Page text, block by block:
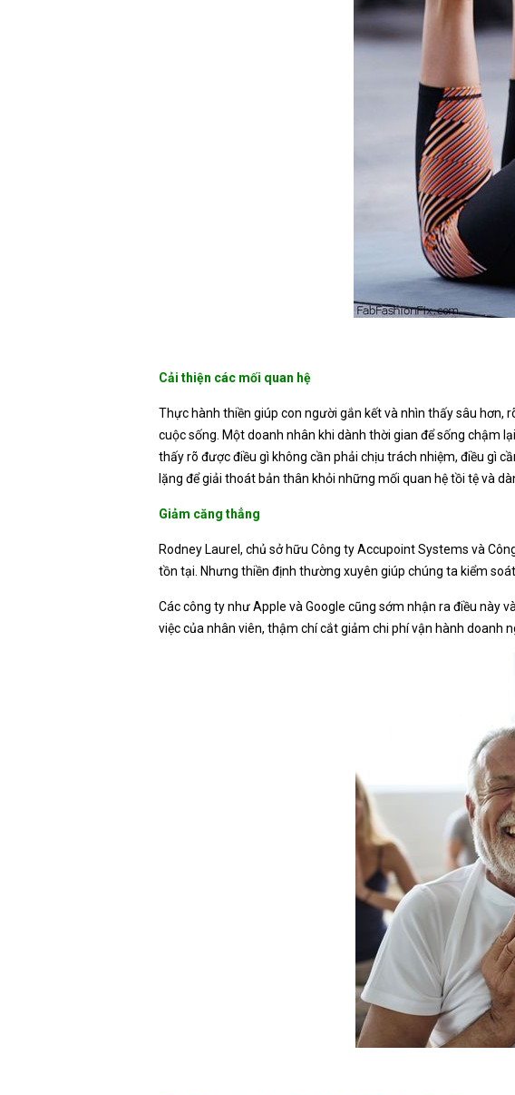
Cải thiện các mối quan hệ
Thực hành thiền giúp con người gắn kết và nhìn thấy sâu hơn,
cuộc sống. Một doanh nhân khi dành thời gian để sống chậm
thấy rõ được điều gì không cần phải chịu trách nhiệm, điều gì
lặng để giải thoát bản thân khỏi những mối quan hệ tồi tệ và
Giảm căng thẳng
Rodney Laurel, chủ sở hữu Công ty Accupoint Systems và
tồn tại. Nhưng thiền định thường xuyên giúp chúng ta kiểm
Các công ty như Apple và Google cũng sớm nhận ra điều này
việc của nhân viên, thậm chí cắt giảm chi phí vận hành doanh